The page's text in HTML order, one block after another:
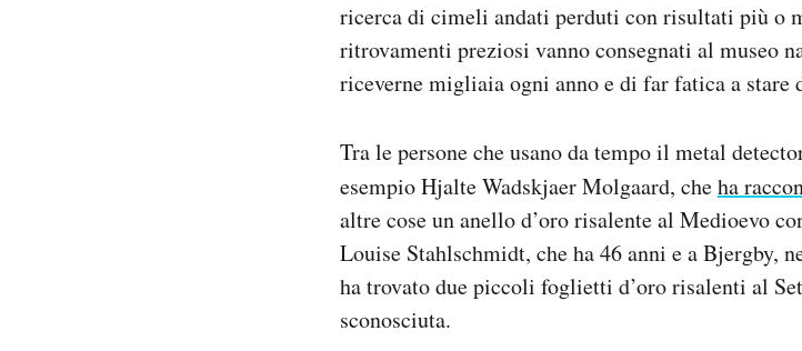
ricerca di cimeli andati perduti con risultati più o
ritrovamenti preziosi vanno consegnati al museo
riceverne migliaia ogni anno e di far fatica a
Tra le persone che usano da tempo il metal
esempio Hjalte Wadskjaer Molgaard, cheha
altre cose un anello d’oro risalente al Medioevo
Louise Stahlschmidt, che ha 46 anni e a Bjergby,
ha trovato due piccoli foglietti d’oro risalenti al
sconosciuta.